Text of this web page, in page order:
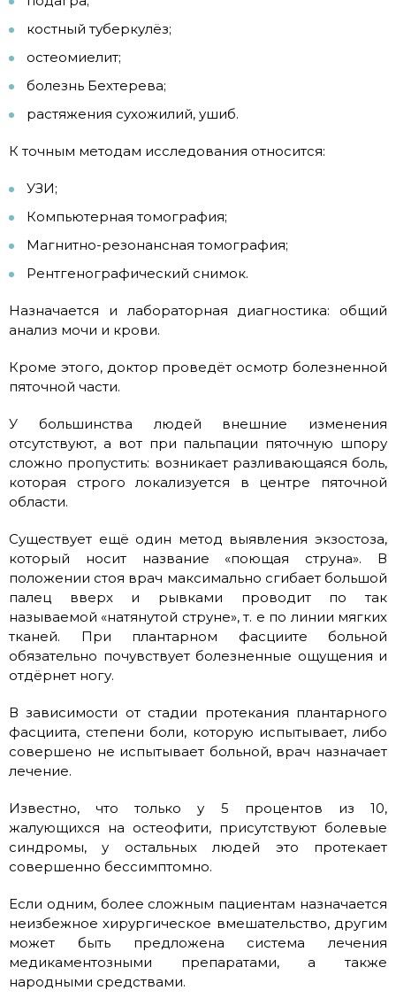
костный туберкулёз;
остеомиелит;
болезнь Бехтерева;
растяжения сухожилий, ушиб.
К точным методам исследования относится:
УЗИ;
Компьютерная томография;
Магнитно-резонансная томография;
Рентгенографический снимок.
Назначается и лабораторная диагностика: общий
анализ мочи и крови.
Кроме этого, доктор проведёт осмотр болезненной
пяточной части.
У большинства людей внешние изменения
отсутствуют, а вот при пальпации пяточную шпору
сложно пропустить: возникает разливающаяся боль,
которая строго локализуется в центре пяточной
области.
Существует ещё один метод выявления экзостоза,
который носит название «поющая струна». В
положении стоя врач максимально сгибает большой
палец вверх и рывками проводит по так
называемой «натянутой струне», т. е по линии мягких
тканей. При плантарном фасциите больной
обязательно почувствует болезненные ощущения и
отдёрнет ногу.
В зависимости от стадии протекания плантарного
фасциита, степени боли, которую испытывает, либо
совершено не испытывает больной, врач назначает
лечение.
Известно, что только у 5 процентов из 10,
жалующихся на остеофити, присутствуют болевые
синдромы, у остальных людей это протекает
совершенно бессимптомно.
Если одним, более сложным пациентам назначается
неизбежное хирургическое вмешательство, другим
может быть предложена система лечения
медикаментозными препаратами, а также
народными средствами.